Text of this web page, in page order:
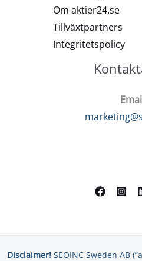
Om aktier24.se
Tillväxtpartners
Integritetspolicy
Disclaimer!SEOINC Sweden AB